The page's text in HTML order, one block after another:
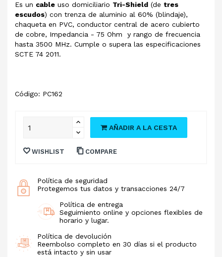
Es un cable uso domiciliario Tri-Shield (de tres
escudos) con trenza de aluminio al 60% (blindaje),
chaqueta en PVC, conductor central de acero cubierto
de cobre, Impedancia - 75 Ohm y rango de frecuencia
hasta 3500 MHz. Cumple o supera las especificaciones
SCTE 74 2011.
Código: PC162
AÑADIR A LA CESTA
WISHLIST COMPARE
Política de seguridad
Protegemos tus datos y transacciones 24/7
Política de entrega
Seguimiento online y opciones flexibles de
horario y lugar.
Política de devolución
Reembolso completo en 30 días si el producto
está intacto y sin usar